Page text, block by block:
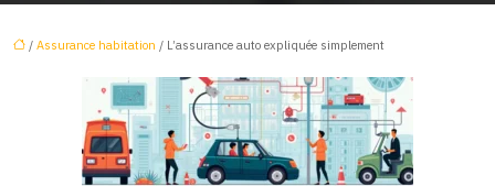
/ Assurance habitation / L’assurance auto expliquée simplement